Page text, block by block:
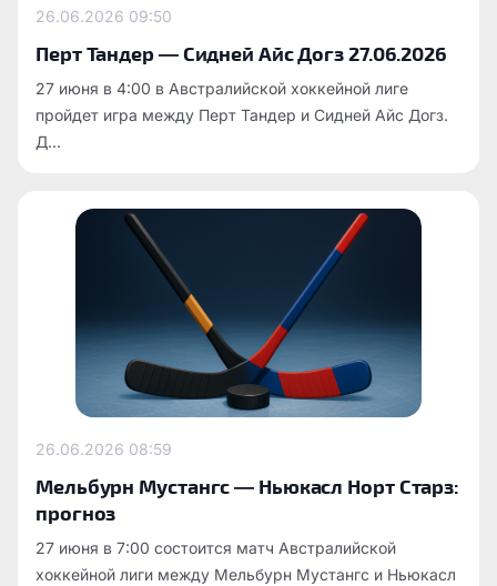
26.06.2026 09:50
Перт Тандер — Сидней Айс Догз 27.06.2026
27 июня в 4:00 в Австралийской хоккейной лиге
пройдет игра между Перт Тандер и Сидней Айс Догз.
Д...
26.06.2026 08:59
Мельбурн Мустангс — Ньюкасл Норт Старз:
прогноз
27 июня в 7:00 состоится матч Австралийской
хоккейной лиги между Мельбурн Мустангс и Ньюкасл